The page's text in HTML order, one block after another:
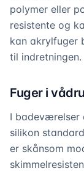
polymer eller
resistente og
kan akrylfuger
til indretningen.
Fuger i
I badeværelser
silikon
er skånsom